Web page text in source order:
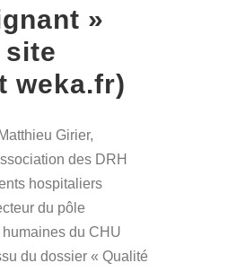
»
weka.fr)
Girier,
des DRH
hospitaliers
du pôle
du CHU
du dossier « Qualité